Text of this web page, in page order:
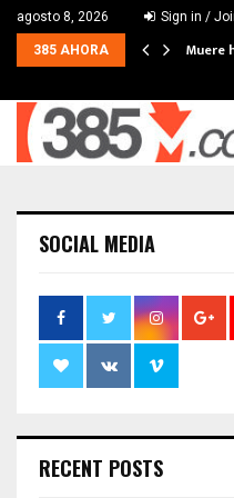
agosto 8, 2026 Sign in /
385 AHORA Muere
SOCIAL MEDIA
RECENT POSTS